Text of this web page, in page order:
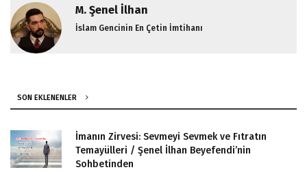
M. Şenel İlhan
İslam Gencinin En Çetin İmtihanı
SON EKLENENLER
İmanın Zirvesi: Sevmeyi Sevmek ve Fıtratın
Temayülleri / Şenel İlhan Beyefendi’nin
Sohbetinden